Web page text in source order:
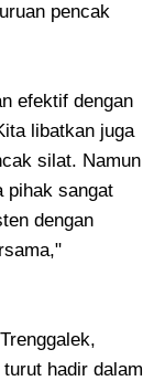
pencak
efektif dengan
libatkan juga
silat. Namun
pihak sangat
dengan
hadir dalam